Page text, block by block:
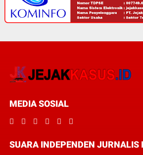
MEDIA SOSIAL
SUARA INDEPENDEN JURNALIS